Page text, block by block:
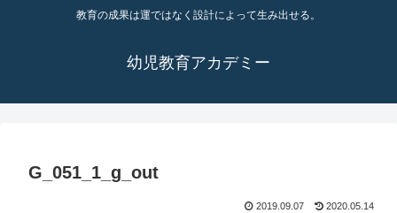
教育の成果は運ではなく設計によって生み出せる。
幼児教育アカデミー
G_051_1_g_out
2019.09.07 2020.05.14